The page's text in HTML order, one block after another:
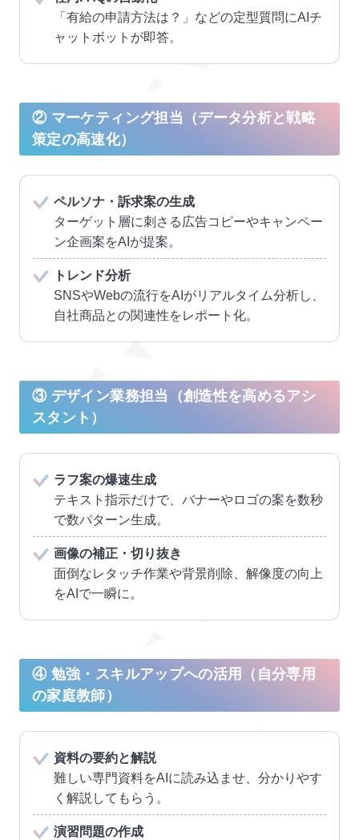
「有給の申請方法は？」などの定型質問にAIチ
ャットボットが即答。
② マーケティング担当（データ分析と戦略
策定の高速化）
ペルソナ・訴求案の生成
ターゲット層に刺さる広告コピーやキャンペー
ン企画案をAIが提案。
トレンド分析
SNSやWebの流行をAIがリアルタイム分析し、
自社商品との関連性をレポート化。
③ デザイン業務担当（創造性を高めるアシ
スタント）
ラフ案の爆速生成
テキスト指示だけで、バナーやロゴの案を数秒
で数パターン生成。
画像の補正・切り抜き
面倒なレタッチ作業や背景削除、解像度の向上
をAIで一瞬に。
④ 勉強・スキルアップへの活用（自分専用
の家庭教師）
資料の要約と解説
難しい専門資料をAIに読み込ませ、分かりやす
く解説してもらう。
演習問題の作成